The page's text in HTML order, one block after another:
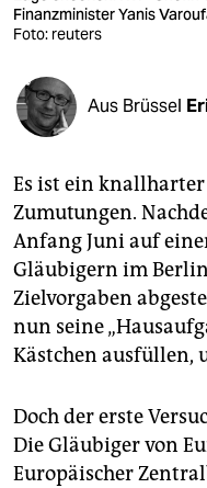
verlag
shop
fragen & hilfe
unterstützen
abo
genossenschaft
epaper login
Finanzminister Yanis
Foto: reuters
Aus Brüssel
Es ist ein
Zumutungen.
Anfang Juni auf
Gläubigern im
Zielvorgaben
nun seine
Kästchen ausfüllen,
Doch der erste
Die Gläubiger von
Europäischer